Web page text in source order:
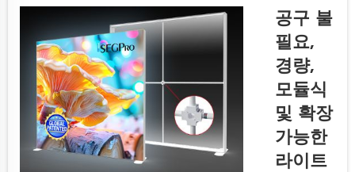
편하고 ...
목을 끌
수 있는
무언가가
필요합니
다. 바로
SEG 라이
트 박스
폴딩 스탠
드가 빛나
공구 불
필요,
경량,
모듈식
및 확장
가능한
라이트